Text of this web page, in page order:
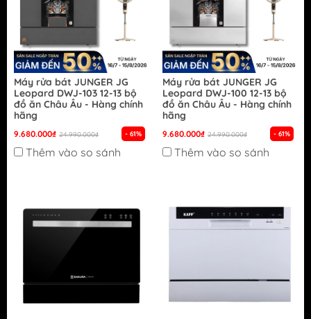
Máy rửa bát JUNGER JG
Leopard DWJ-103 12-13 bộ
đồ ăn Châu Âu - Hàng chính
hãng
9.680.000₫ 24.990.000₫ - 61%
Thêm vào so sánh
Máy rửa bát JUNGER JG
Leopard DWJ-100 12-13 bộ
đồ ăn Châu Âu - Hàng chính
hãng
9.680.000₫ 24.990.000₫ - 61%
Thêm vào so sánh